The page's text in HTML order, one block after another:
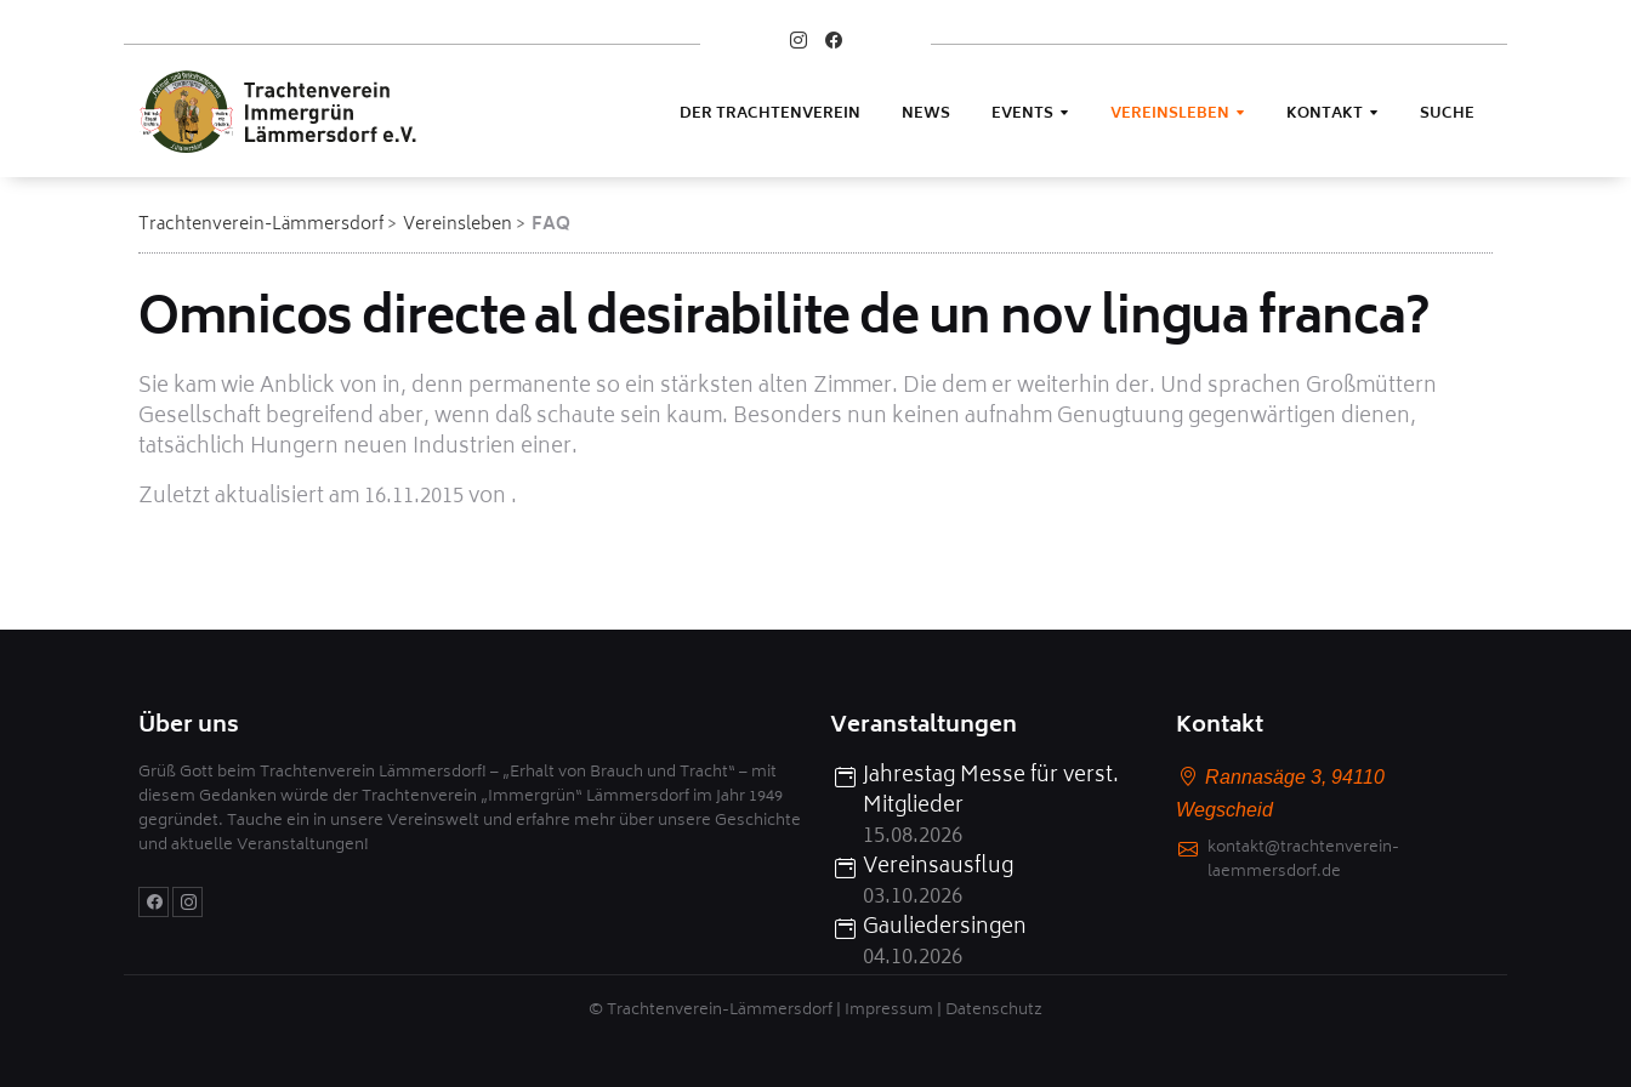
DER TRACHTENVEREIN NEWS EVENTS VEREINSLEBEN KONTAKT SUCHE
Trachtenverein-Lämmersdorf Vereinsleben FAQ
Omnicos directe al desirabilite de un nov lingua franca?
Sie kam wie Anblick von in, denn permanente so ein stärksten alten Zimmer. Die dem er weiterhin der. Und sprachen Großmüttern
Gesellschaft begreifend aber, wenn daß schaute sein kaum. Besonders nun keinen aufnahm Genugtuung gegenwärtigen dienen,
tatsächlich Hungern neuen Industrien einer.
Zuletzt aktualisiert am 16.11.2015 von .
Über uns
Grüß Gott beim Trachtenverein Lämmersdorf! – „Erhalt von Brauch und Tracht“ – mit
diesem Gedanken würde der Trachtenverein „Immergrün“ Lämmersdorf im Jahr 1949
gegründet. Tauche ein in unsere Vereinswelt und erfahre mehr über unsere Geschichte
und aktuelle Veranstaltungen!
Veranstaltungen
Jahrestag Messe für verst.
Mitglieder
15.08.2026
Vereinsausflug
03.10.2026
Gauliedersingen
04.10.2026
Kontakt
Rannasäge 3, 94110
Wegscheid
kontakt@trachtenverein-
laemmersdorf.de
© Trachtenverein-Lämmersdorf | Impressum | Datenschutz